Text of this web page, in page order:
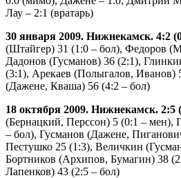
Лау – 2:1 (вратарь)
30 января 2009. Нижнекамск. 4:2
(Штайгер) 31 (1:0 – бол), Федоров
Дадонов (Гусманов) 36 (2:1),
(3:1), Арекаев (Полыгалов, Иванов)
(Дажене, Кваша) 56 (4:2 – бол)
18 октября 2009. Нижнекамск. 2:5
(Бернацкий, Перссон) 5 (0:1 – мен),
– бол), Гусманов (Дажене,
Пестушко 25 (1:3), Величкин
Бортников (Архипов, Бумагин) 38
Лапенков) 43 (2:5 – бол)